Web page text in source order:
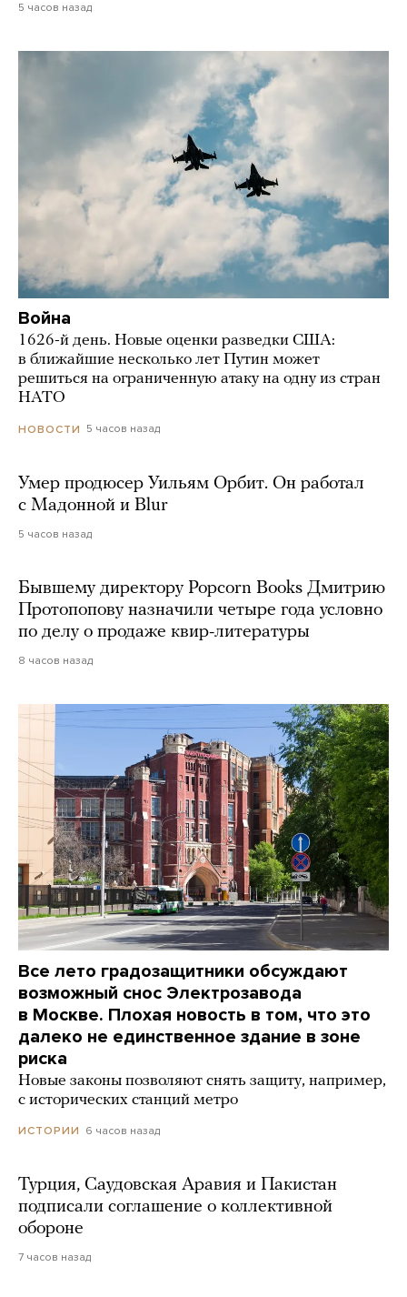
5 часов назад
Война
1626-й день. Новые оценки разведки США:
в ближайшие несколько лет Путин может
решиться на ограниченную атаку на одну из стран
НАТО
НОВОСТИ 5 часов назад
Умер продюсер Уильям Орбит. Он работал
с Мадонной и Blur
5 часов назад
Бывшему директору Popcorn Books Дмитрию
Протопопову назначили четыре года условно
по делу о продаже квир-литературы
8 часов назад
Все лето градозащитники обсуждают
возможный снос Электрозавода
в Москве. Плохая новость в том, что это
далеко не единственное здание в зоне
риска
Новые законы позволяют снять защиту, например,
с исторических станций метро
ИСТОРИИ 6 часов назад
Турция, Саудовская Аравия и Пакистан
подписали соглашение о коллективной
обороне
7 часов назад